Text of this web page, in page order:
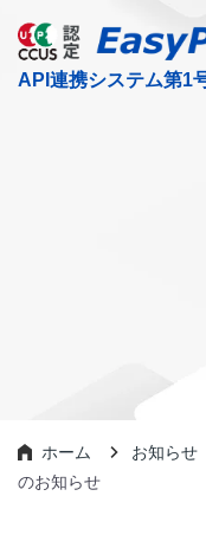
ホーム お知らせ
のお知らせ